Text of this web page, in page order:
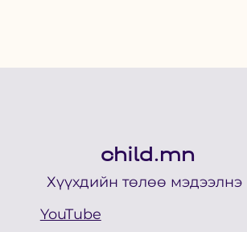
child.mn
Хүүхдийн төлөө мэдээлнэ
YouTube